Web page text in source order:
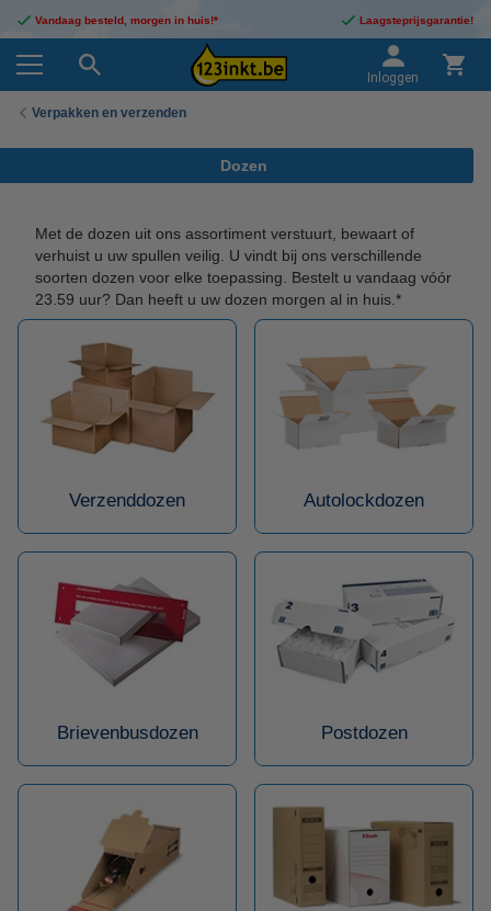
Vandaag besteld, morgen in huis!* Laagsteprijsgarantie!
Inloggen
Verpakken en verzenden
Dozen
Met de dozen uit ons assortiment verstuurt, bewaart of
verhuist u uw spullen veilig. U vindt bij ons verschillende
soorten dozen voor elke toepassing. Bestelt u vandaag vóór
23.59 uur? Dan heeft u uw dozen morgen al in huis.*
Verzenddozen Autolockdozen
Brievenbusdozen Postdozen